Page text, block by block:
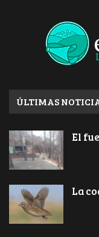
ÚLTIMAS
El
La